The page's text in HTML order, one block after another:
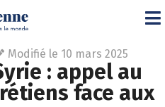
Modifié le 10 mars 2025
: appel au
face aux